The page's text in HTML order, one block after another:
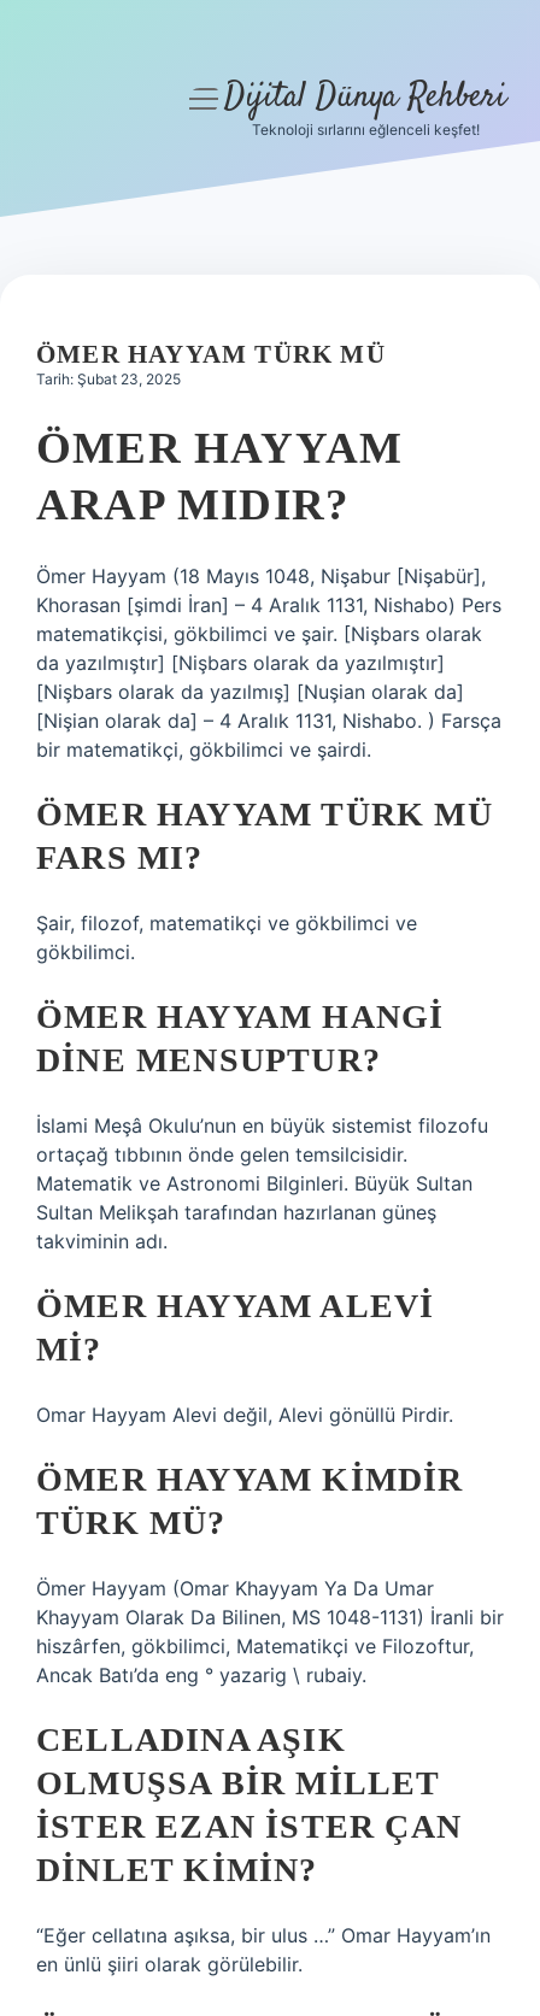
Hakkımızda
menüyüDijital Dünya Rehberi
Teknoloji sırlarını eğlenceli keşfet!
ÖMER HAYYAM TÜRK MÜ
Tarih: Şubat 23, 2025
ÖMER HAYYAM
ARAP MIDIR?
Ömer Hayyam (18 Mayıs 1048, Nişabur [Nişabür],
Khorasan [şimdi İran] – 4 Aralık 1131, Nishabo) Pers
matematikçisi, gökbilimci ve şair. [Nişbars olarak
da yazılmıştır] [Nişbars olarak da yazılmıştır]
[Nişbars olarak da yazılmış] [Nuşian olarak da]
[Nişian olarak da] – 4 Aralık 1131, Nishabo. ) Farsça
bir matematikçi, gökbilimci ve şairdi.
ÖMER HAYYAM TÜRK MÜ
FARS MI?
Şair, filozof, matematikçi ve gökbilimci ve
gökbilimci.
ÖMER HAYYAM HANGI
DINE MENSUPTUR?
İslami Meşâ Okulu’nun en büyük sistemist filozofu
ortaçağ tıbbının önde gelen temsilcisidir.
Matematik ve Astronomi Bilginleri. Büyük Sultan
Sultan Melikşah tarafından hazırlanan güneş
takviminin adı.
ÖMER HAYYAM ALEVI
MI?
Omar Hayyam Alevi değil, Alevi gönüllü Pirdir.
ÖMER HAYYAM KIMDIR
TÜRK MÜ?
Ömer Hayyam (Omar Khayyam Ya Da Umar
Khayyam Olarak Da Bilinen, MS 1048-1131) İranli bir
hiszârfen, gökbilimci, Matematikçi ve Filozoftur,
Ancak Batı’da eng ° yazarig \ rubaiy.
CELLADINA AŞIK
OLMUŞSA BIR MILLET
ISTER EZAN ISTER ÇAN
DINLET KIMIN?
“Eğer cellatına aşıksa, bir ulus …” Omar Hayyam’ın
en ünlü şiiri olarak görülebilir.